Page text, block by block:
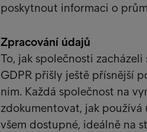
poskytnout informaci o
Zpracování údajů
To, jak společnosti
GDPR přišly ještě přísnější
nim. Každá společnost na
zdokumentovat, jak
všem dostupné, ideálně na